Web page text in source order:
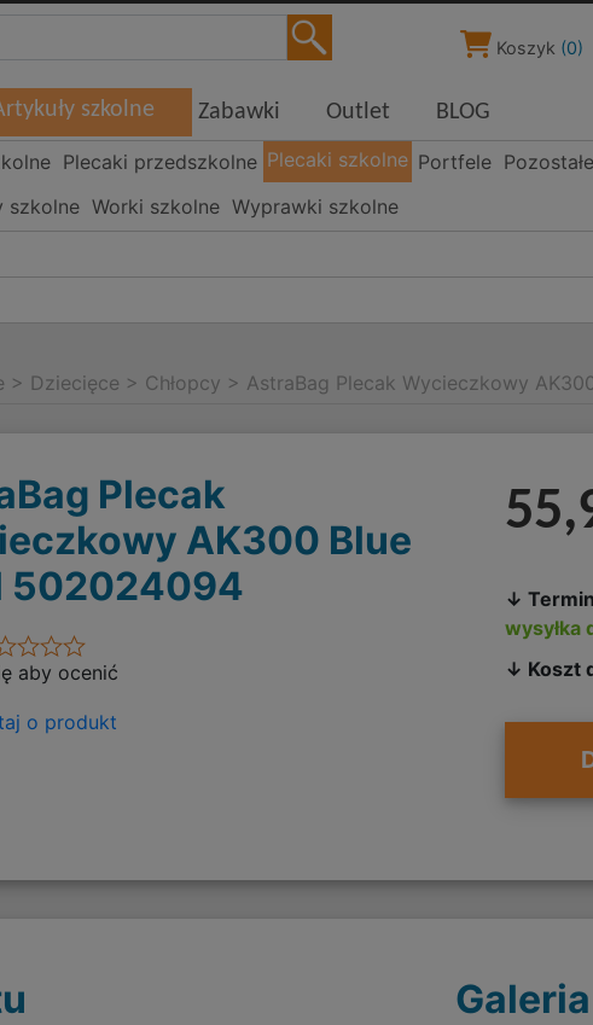
Koszyk (0)
szkolne Zabawki Outlet BLOG
Plecaki przedszkolne Plecaki szkolne Portfele Pozostałe
szkolne Worki szkolne Wyprawki szkolne
> Dziecięce > Chłopcy > AstraBag Plecak Wycieczkowy
Plecak
AK300 Blue
502024094
aby ocenić
o produkt
↓
wysyłka
↓ Koszt
Galeria